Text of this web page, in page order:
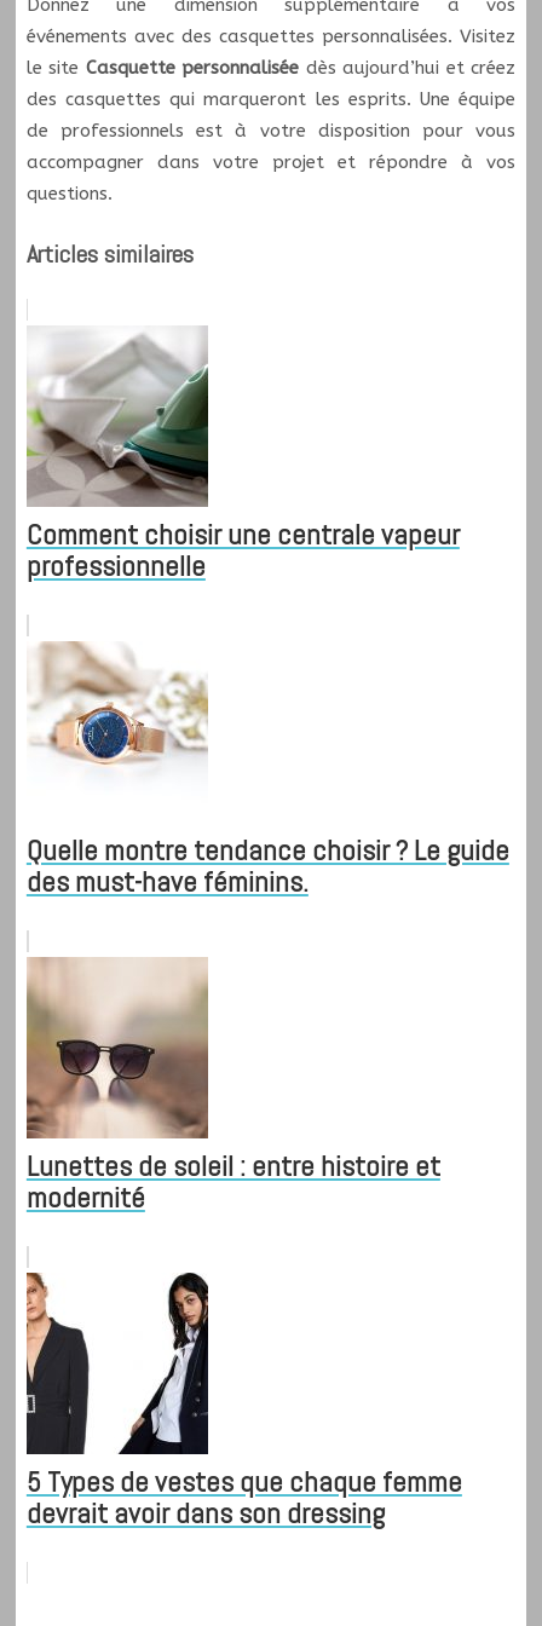
Donnez une dimension supplémentaire à vos
événements avec des casquettes personnalisées. Visitez
le site Casquette personnalisée dès aujourd’hui et créez
des casquettes qui marqueront les esprits. Une équipe
de professionnels est à votre disposition pour vous
accompagner dans votre projet et répondre à vos
questions.
Articles similaires
Comment choisir une centrale vapeur
professionnelle
Quelle montre tendance choisir ? Le guide
des must-have féminins.
Lunettes de soleil : entre histoire et
modernité
5 Types de vestes que chaque femme
devrait avoir dans son dressing